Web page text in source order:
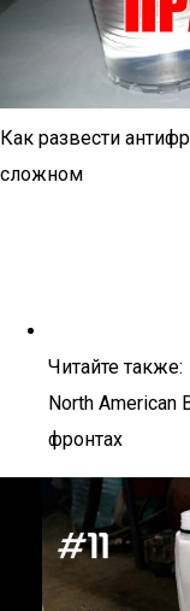
Как развести
сложном
Читайте также:
North American
фронтах